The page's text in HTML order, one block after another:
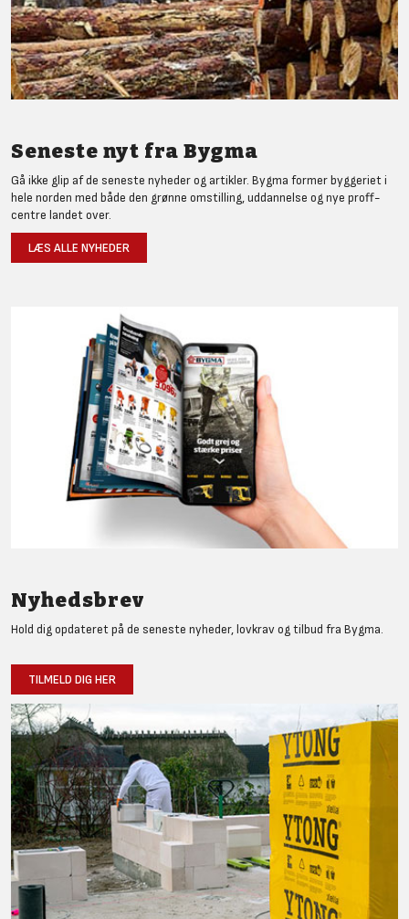
Seneste nyt fra Bygma
Gå ikke glip af de seneste nyheder og artikler. Bygma former byggeriet i
hele norden med både den grønne omstilling, uddannelse og nye proff-
centre landet over.
LÆS ALLE NYHEDER
Nyhedsbrev
Hold dig opdateret på de seneste nyheder, lovkrav og tilbud fra Bygma.
TILMELD DIG HER